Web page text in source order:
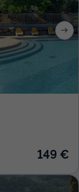
149 €